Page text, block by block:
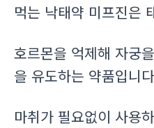
먹는 낙태약 미프진은
호르몬을 억제해 자궁
을 유도하는 약품입니
마취가 필요없이 사용